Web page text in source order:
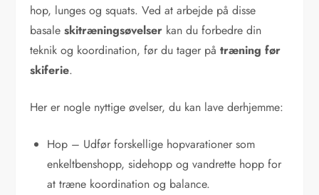
hop, lunges og squats. Ved at arbejde på disse
basaleskitræningsøvelser kan du forbedre din
teknik og koordination, før du tager påtræning før
skiferie.
Her er nogle nyttige øvelser, du kan lave derhjemme:
Hop – Udfør forskellige hopvarationer som
enkeltbenshopp, sidehopp og vandrette hopp for
at træne koordination og balance.